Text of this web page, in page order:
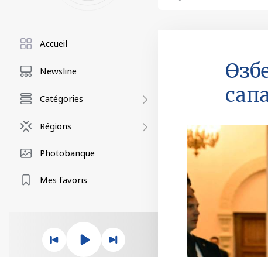
Accueil
Newsline
Catégories
Régions
Photobanque
Mes favoris